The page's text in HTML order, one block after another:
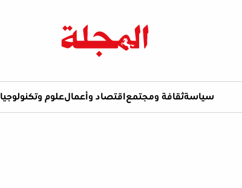
سياسةثقافة ومجتمع اقتصاد وأعمالعلوم وتكنولوجيا